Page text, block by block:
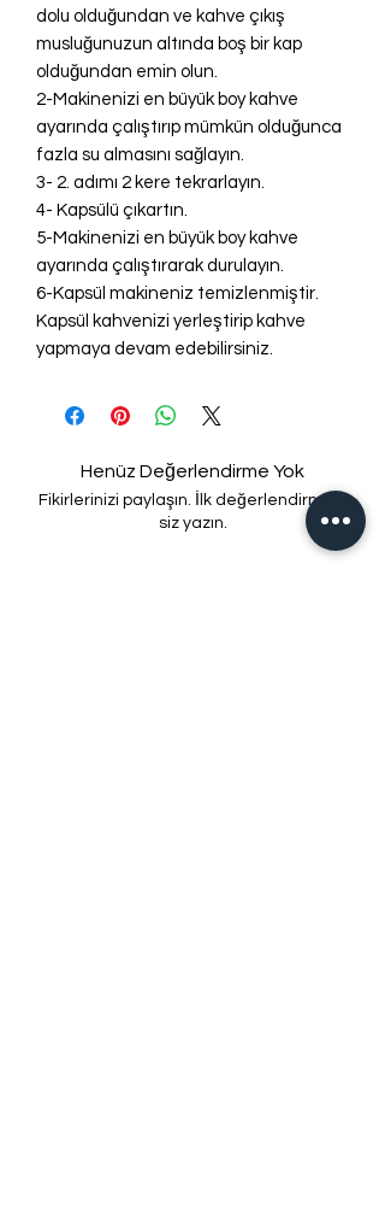
dolu olduğundan ve kahve çıkış
musluğunuzun altında boş bir kap
olduğundan emin olun.
2-Makinenizi en büyük boy kahve
ayarında çalıştırıp mümkün olduğunca
fazla su almasını sağlayın.
3- 2. adımı 2 kere tekrarlayın.
4- Kapsülü çıkartın.
5-Makinenizi en büyük boy kahve
ayarında çalıştırarak durulayın.
6-Kapsül makineniz temizlenmiştir.
Kapsül kahvenizi yerleştirip kahve
yapmaya devam edebilirsiniz.
Henüz Değerlendirme Yok
Fikirlerinizi paylaşın. İlk değerlendirmeyi
siz yazın.